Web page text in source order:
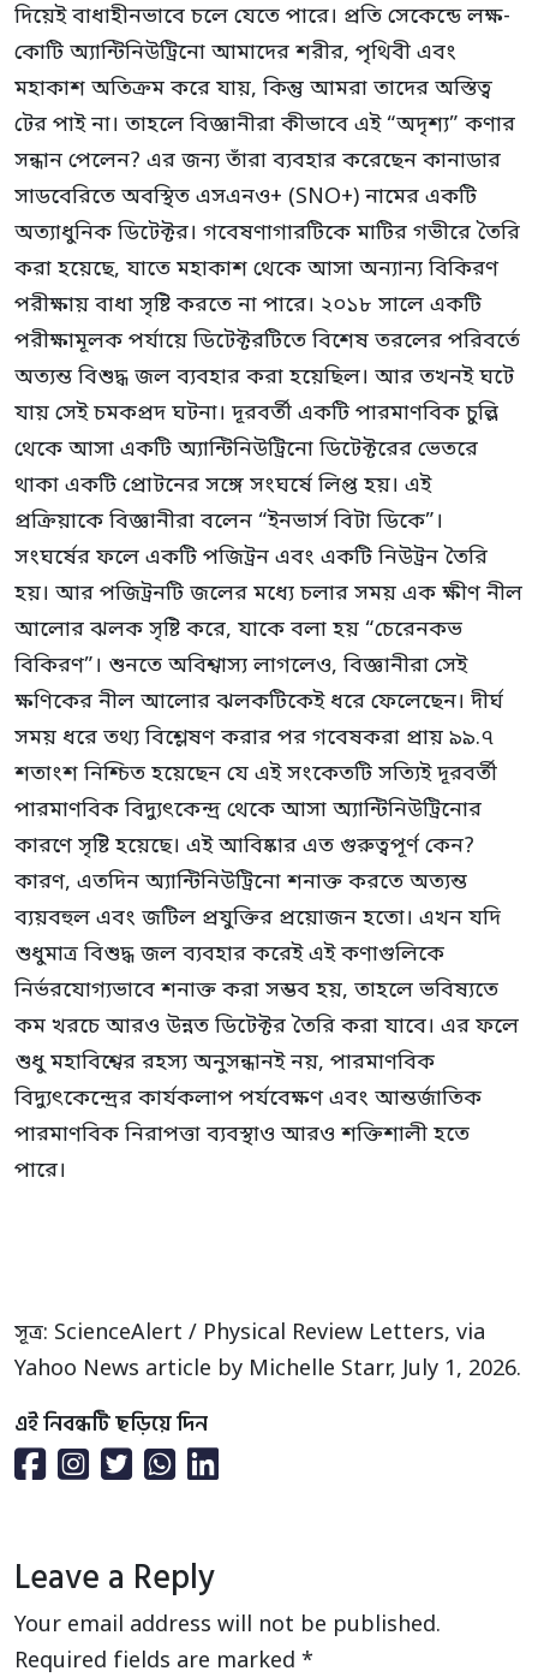
দিয়েই বাধাহীনভাবে চলে যেতে পারে। প্রতি সেকেন্ডে লক্ষ-
কোটি অ্যান্টিনিউট্রিনো আমাদের শরীর, পৃথিবী এবং
মহাকাশ অতিক্রম করে যায়, কিন্তু আমরা তাদের অস্তিত্ব
টের পাই না। তাহলে বিজ্ঞানীরা কীভাবে এই “অদৃশ্য” কণার
সন্ধান পেলেন? এর জন্য তাঁরা ব্যবহার করেছেন কানাডার
সাডবেরিতে অবস্থিত এসএনও+ (SNO+) নামের একটি
অত্যাধুনিক ডিটেক্টর। গবেষণাগারটিকে মাটির গভীরে তৈরি
করা হয়েছে, যাতে মহাকাশ থেকে আসা অন্যান্য বিকিরণ
পরীক্ষায় বাধা সৃষ্টি করতে না পারে। ২০১৮ সালে একটি
পরীক্ষামূলক পর্যায়ে ডিটেক্টরটিতে বিশেষ তরলের পরিবর্তে
অত্যন্ত বিশুদ্ধ জল ব্যবহার করা হয়েছিল। আর তখনই ঘটে
যায় সেই চমকপ্রদ ঘটনা। দূরবর্তী একটি পারমাণবিক চুল্লি
থেকে আসা একটি অ্যান্টিনিউট্রিনো ডিটেক্টরের ভেতরে
থাকা একটি প্রোটনের সঙ্গে সংঘর্ষে লিপ্ত হয়। এই
প্রক্রিয়াকে বিজ্ঞানীরা বলেন “ইনভার্স বিটা ডিকে”।
সংঘর্ষের ফলে একটি পজিট্রন এবং একটি নিউট্রন তৈরি
হয়। আর পজিট্রনটি জলের মধ্যে চলার সময় এক ক্ষীণ নীল
আলোর ঝলক সৃষ্টি করে, যাকে বলা হয় “চেরেনকভ
বিকিরণ”। শুনতে অবিশ্বাস্য লাগলেও, বিজ্ঞানীরা সেই
ক্ষণিকের নীল আলোর ঝলকটিকেই ধরে ফেলেছেন। দীর্ঘ
সময় ধরে তথ্য বিশ্লেষণ করার পর গবেষকরা প্রায় ৯৯.৭
শতাংশ নিশ্চিত হয়েছেন যে এই সংকেতটি সত্যিই দূরবর্তী
পারমাণবিক বিদ্যুৎকেন্দ্র থেকে আসা অ্যান্টিনিউট্রিনোর
কারণে সৃষ্টি হয়েছে। এই আবিষ্কার এত গুরুত্বপূর্ণ কেন?
কারণ, এতদিন অ্যান্টিনিউট্রিনো শনাক্ত করতে অত্যন্ত
ব্যয়বহুল এবং জটিল প্রযুক্তির প্রয়োজন হতো। এখন যদি
শুধুমাত্র বিশুদ্ধ জল ব্যবহার করেই এই কণাগুলিকে
নির্ভরযোগ্যভাবে শনাক্ত করা সম্ভব হয়, তাহলে ভবিষ্যতে
কম খরচে আরও উন্নত ডিটেক্টর তৈরি করা যাবে। এর ফলে
শুধু মহাবিশ্বের রহস্য অনুসন্ধানই নয়, পারমাণবিক
বিদ্যুৎকেন্দ্রের কার্যকলাপ পর্যবেক্ষণ এবং আন্তর্জাতিক
পারমাণবিক নিরাপত্তা ব্যবস্থাও আরও শক্তিশালী হতে
পারে।
সূত্র: ScienceAlert / Physical Review Letters, via
Yahoo News article by Michelle Starr, July 1, 2026.
এই নিবন্ধটি ছড়িয়ে দিন
Leave a Reply
Your email address will not be published.
Required fields are marked *